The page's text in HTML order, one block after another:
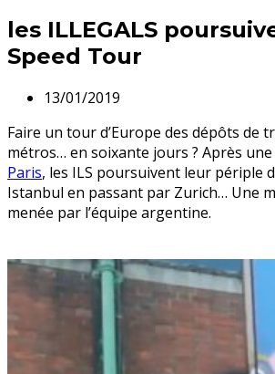
les ILLEGALS
Speed Tour
13/01/2019
Faire un tour d’Europe des dépôts de
métros… en soixante jours ? Après une
Paris, les ILS poursuivent leur périple
Istanbul en passant par Zurich… Une
menée par l’équipe argentine.